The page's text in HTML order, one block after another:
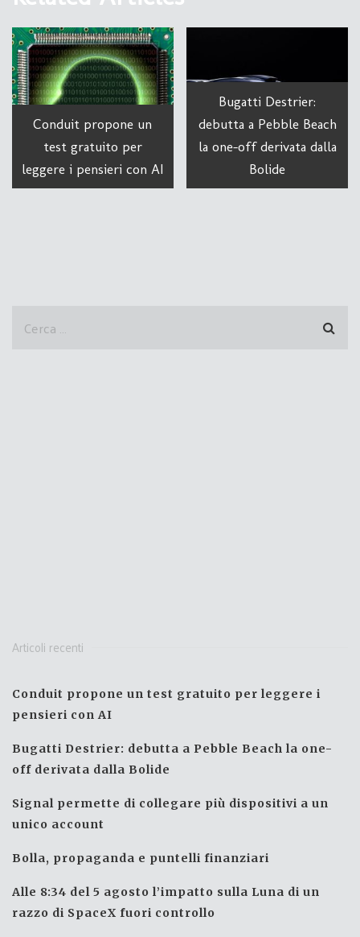
Conduit propone un
test gratuito per
leggere i pensieri con AI
Bugatti Destrier:
debutta a Pebble Beach
la one-off derivata dalla
Bolide
Articoli recenti
Conduit propone un test gratuito per leggere i
pensieri con AI
Bugatti Destrier: debutta a Pebble Beach la one-
off derivata dalla Bolide
Signal permette di collegare più dispositivi a un
unico account
Bolla, propaganda e puntelli finanziari
Alle 8:34 del 5 agosto l’impatto sulla Luna di un
razzo di SpaceX fuori controllo